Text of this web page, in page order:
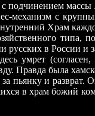
с подчинением
механизм с
Храм
типа,
русских в России и
умрет (согласен,
Правда была
пьянку и разврат.
в храм божий